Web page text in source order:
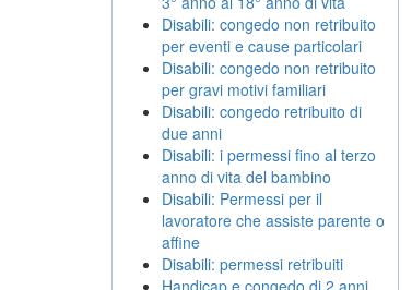
Disabili: congedo non retribuito
per eventi e cause particolari
Disabili: congedo non retribuito
per gravi motivi familiari
Disabili: congedo retribuito di
due anni
Disabili: i permessi fino al terzo
anno di vita del bambino
Disabili: Permessi per il
lavoratore che assiste parente o
affine
Disabili: permessi retribuiti
Handicap e congedo di 2 anni